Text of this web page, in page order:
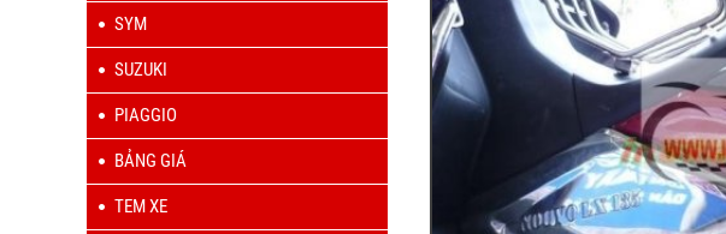
SYM
SUZUKI
PIAGGIO
BẢNG GIÁ
TEM XE